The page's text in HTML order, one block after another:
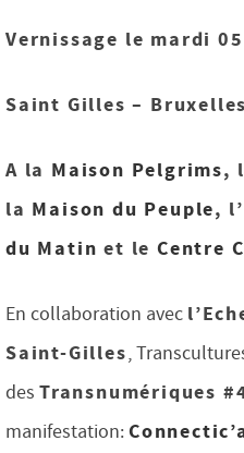
Vernissage le mardi
Saint Gilles – Bruxelles
A la Maison Pelgrims,
la Maison du Peuple,
du Matin et leCentre
En collaboration avec
Saint-Gilles,
des Transnumériques
manifestation: